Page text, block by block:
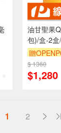
油甘聖果
包)/盒-2盒
贈
$ 1360
$1,280
1 2